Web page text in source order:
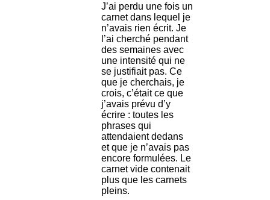
J’ai perdu une fois un
carnet dans lequel je
n’avais rien écrit. Je
l’ai cherché pendant
des semaines avec
une intensité qui ne
se justifiait pas. Ce
que je cherchais, je
crois, c’était ce que
j’avais prévu d’y
écrire : toutes les
phrases qui
attendaient dedans
et que je n’avais pas
encore formulées. Le
carnet vide contenait
plus que les carnets
pleins.